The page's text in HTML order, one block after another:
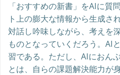
「おすすめの新書」をAIに質
ト上の膨大な情報から生成さ
対話し吟味しながら、考えを
ものとなっていくだろう。AI
習である。ただし、AIにおん
とは、自らの課題解決能力が